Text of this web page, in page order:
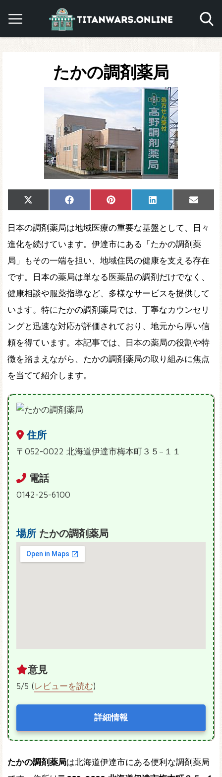
たかの調剤薬局
Share
on
X
(Twitter)
Share
on
Facebook Share
on
Pinterest Share
on
LinkedIn
Share
on
Email
日本の調剤薬局は地域医療の重要な基盤として、日々
進化を続けています。伊達市にある「たかの調剤薬
局」もその一端を担い、地域住民の健康を支える存在
です。日本の薬局は単なる医薬品の調剤だけでなく、
健康相談や服薬指導など、多様なサービスを提供して
います。特にたかの調剤薬局では、丁寧なカウンセリ
ングと迅速な対応が評価されており、地元から厚い信
頼を得ています。本記事では、日本の薬局の役割や特
徴を踏まえながら、たかの調剤薬局の取り組みに焦点
を当てて紹介します。
住所
〒052-0022 北海道伊達市梅本町３５−１１
電話
0142-25-6100
場所 たかの調剤薬局
意見
5/5 (レビューを読む)
詳細情報
たかの調剤薬局は北海道伊達市にある便利な調剤薬局